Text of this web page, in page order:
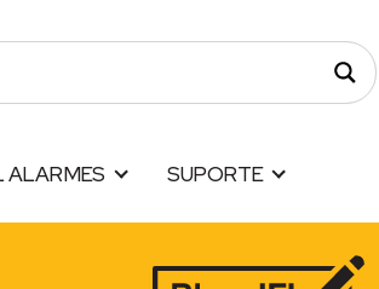
ALARMES SUPORTE